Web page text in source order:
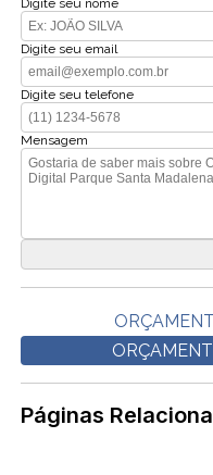
Digite seu email
Digite seu telefone
Mensagem
Páginas